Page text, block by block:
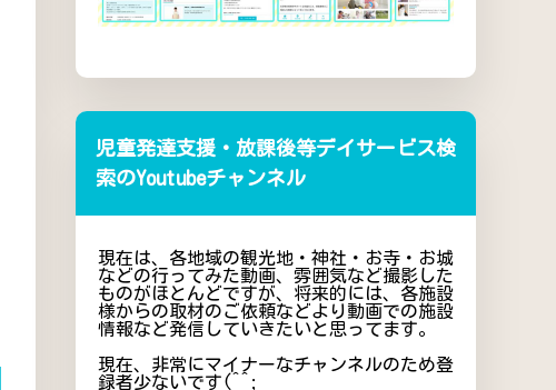
児童発達支援・放課後等デイサービス検
索のYoutubeチャンネル
現在は、各地域の観光地・神社・お寺・お城
などの行ってみた動画、雰囲気など撮影した
ものがほとんどですが、将来的には、各施設
様からの取材のご依頼などより動画での施設
情報など発信していきたいと思ってます。
現在、非常にマイナーなチャンネルのため登
録者少ないです(^^;